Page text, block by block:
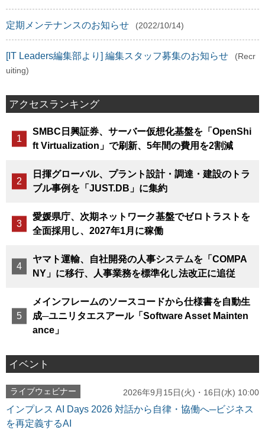
定期メンテナンスのお知らせ (2022/10/14)
[IT Leaders編集部より] 編集スタッフ募集のお知らせ
(Recr
uiting)
アクセスランキング
SMBC日興証券、サーバー仮想化基盤を「OpenShi
ft Virtualization」で刷新、5年間の費用を2割減
日揮グローバル、プラント設計・調達・建設のトラ
ブル事例を「JUST.DB」に集約
愛媛県庁、次期ネットワーク基盤でゼロトラストを
全面採用し、2027年1月に稼働
ヤマト運輸、自社開発の人事システムを「COMPA
NY」に移行、人事業務を標準化し法改正に追従
メインフレームのソースコードから仕様書を自動生
成─ユニリタエスアール「Software Asset Mainten
ance」
イベント
ライブウェビナー 2026年9月15日(火)・16日(水) 10:00
インプレス AI Days 2026 対話から自律・協働へ─ビジネス
を再定義するAI